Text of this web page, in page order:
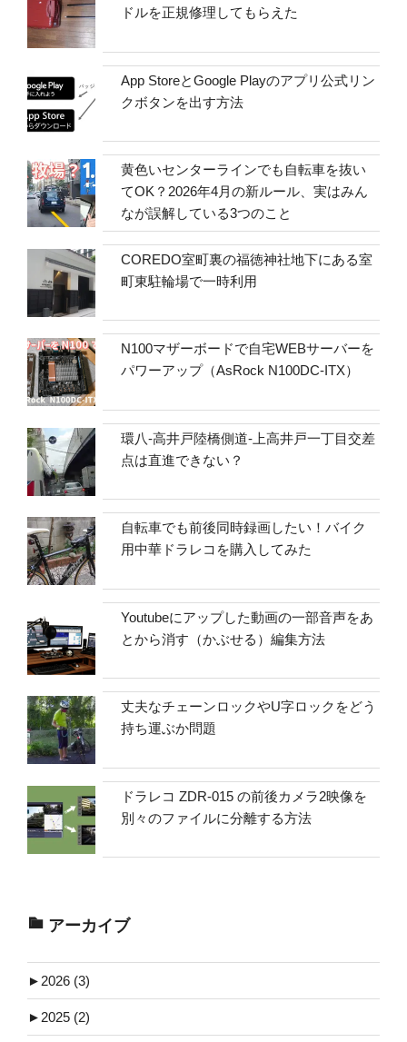
ドルを正規修理してもらえた
App StoreとGoogle Playのアプリ公式リン
クボタンを出す方法
黄色いセンターラインでも自転車を抜い
てOK？2026年4月の新ルール、実はみん
なが誤解している3つのこと
COREDO室町裏の福徳神社地下にある室
町東駐輪場で一時利用
N100マザーボードで自宅WEBサーバーを
パワーアップ（AsRock N100DC-ITX）
環八-高井戸陸橋側道-上高井戸一丁目交差
点は直進できない？
自転車でも前後同時録画したい！バイク
用中華ドラレコを購入してみた
Youtubeにアップした動画の一部音声をあ
とから消す（かぶせる）編集方法
丈夫なチェーンロックやU字ロックをどう
持ち運ぶか問題
ドラレコ ZDR-015 の前後カメラ2映像を
別々のファイルに分離する方法
アーカイブ
► 2026 (3)
► 2025 (2)